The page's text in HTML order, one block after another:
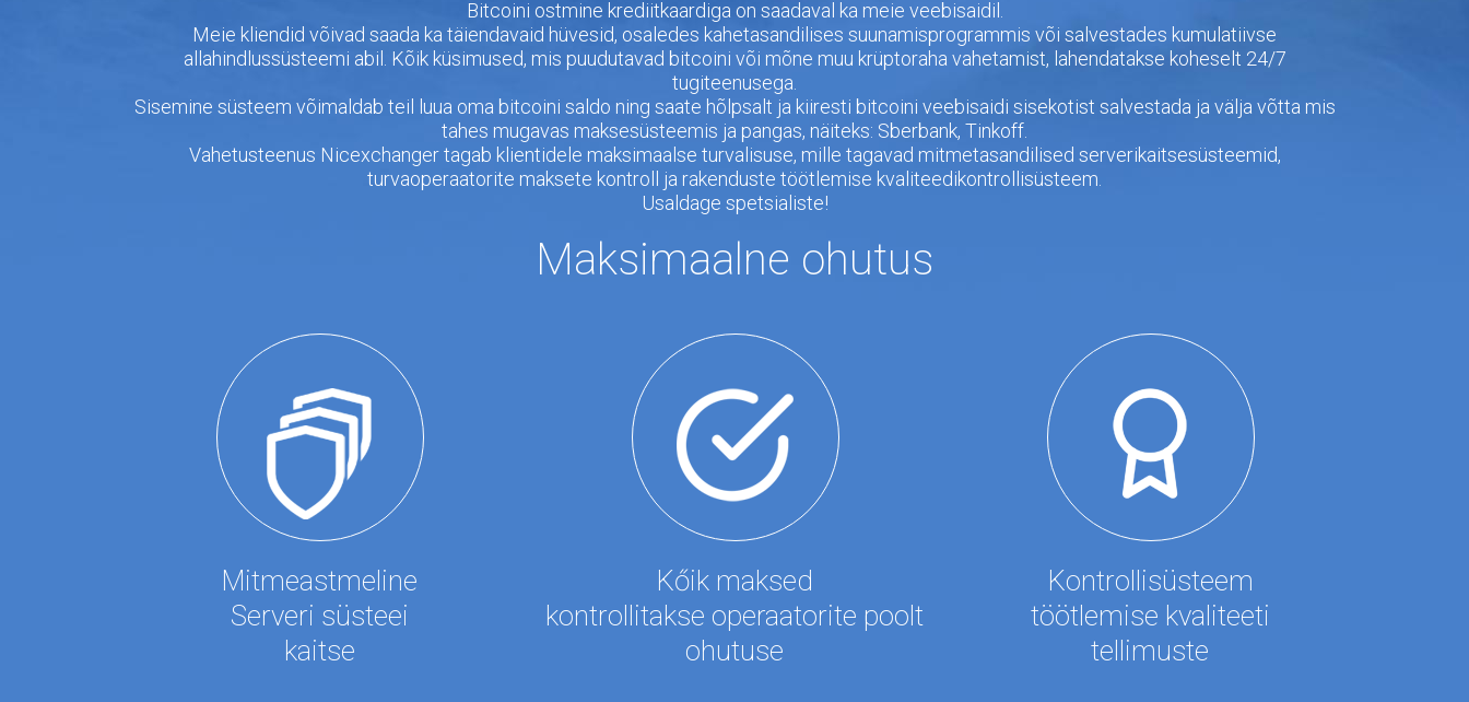
Bitcoini ostmine krediitkaardiga on saadaval ka meie veebisaidil.
Meie kliendid võivad saada ka täiendavaid hüvesid, osaledes kahetasandilises suunamisprogrammis või salvestades kumulatiivse
allahindlussüsteemi abil. Kõik küsimused, mis puudutavad bitcoini või mõne muu krüptoraha vahetamist, lahendatakse koheselt 24/7
tugiteenusega.
Sisemine süsteem võimaldab teil luua oma bitcoini saldo ning saate hõlpsalt ja kiiresti bitcoini veebisaidi sisekotist salvestada ja välja võtta mis
tahes mugavas maksesüsteemis ja pangas, näiteks: Sberbank, Tinkoff.
Vahetusteenus Nicexchanger tagab klientidele maksimaalse turvalisuse, mille tagavad mitmetasandilised serverikaitsesüsteemid,
turvaoperaatorite maksete kontroll ja rakenduste töötlemise kvaliteedikontrollisüsteem.
Usaldage spetsialiste!
Maksimaalne ohutus
Mitmeastmeline
Serveri süsteei
kaitse
Kőik maksed
kontrollitakse operaatorite poolt
ohutuse
Kontrollisüsteem
töötlemise kvaliteeti
tellimuste